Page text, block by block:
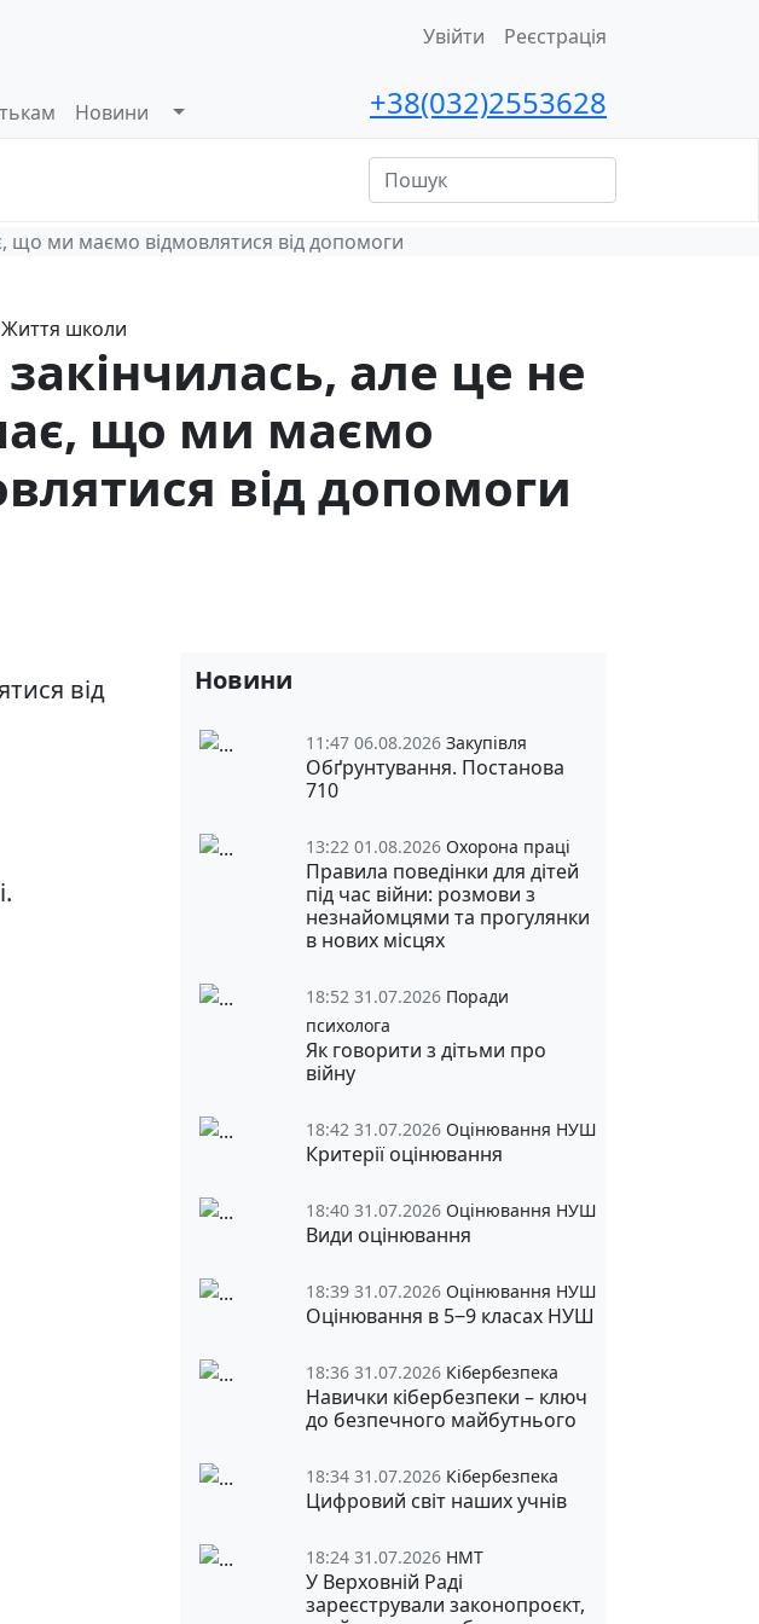
Увійти Реєстрація
Новини +38(032)2553628
що ми маємо відмовлятися від допомоги
Життя школи
але це не
що ми маємо
від допомоги
від
Новини
11:47 06.08.2026 Закупівля
Обґрунтування. Постанова
710
13:22 01.08.2026 Охорона праці
Правила поведінки для дітей
під час війни: розмови з
незнайомцями та прогулянки
в нових місцях
18:52 31.07.2026 Поради
психолога
Як говорити з дітьми про
війну
18:42 31.07.2026 Оцінювання НУШ
Критерії оцінювання
18:40 31.07.2026 Оцінювання НУШ
Види оцінювання
18:39 31.07.2026 Оцінювання НУШ
Оцінювання в 5‒9 класах НУШ
18:36 31.07.2026 Кібербезпека
Навички кібербезпеки – ключ
до безпечного майбутнього
18:34 31.07.2026 Кібербезпека
Цифровий світ наших учнів
18:24 31.07.2026 НМТ
У Верховній Раді
зареєстрували законопроєкт,